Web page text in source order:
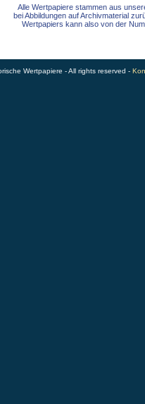
Alle Wertpapiere stammen aus
bei Abbildungen auf Archivmaterial
Wertpapiers kann also von der
Wertpapiere - All rights reserved -